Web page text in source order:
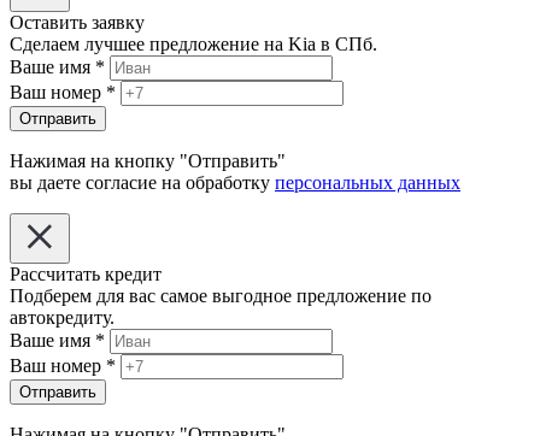
Оставить заявку
Сделаем лучшее предложение на Kia в СПб.
Ваше имя *
Ваш номер *
Отправить
Нажимая на кнопку "Отправить"
вы даете согласие на обработку персональных данных
Рассчитать кредит
Подберем для вас самое выгодное предложение по
автокредиту.
Ваше имя *
Ваш номер *
Отправить